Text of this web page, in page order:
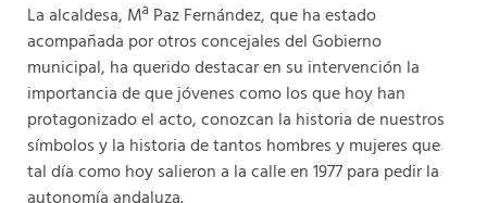
La alcaldesa, Mª Paz Fernández, que ha estado
acompañada por otros concejales del Gobierno
municipal, ha querido destacar en su intervención la
importancia de que jóvenes como los que hoy han
protagonizado el acto, conozcan la historia de nuestros
símbolos y la historia de tantos hombres y mujeres que
tal día como hoy salieron a la calle en 1977 para pedir la